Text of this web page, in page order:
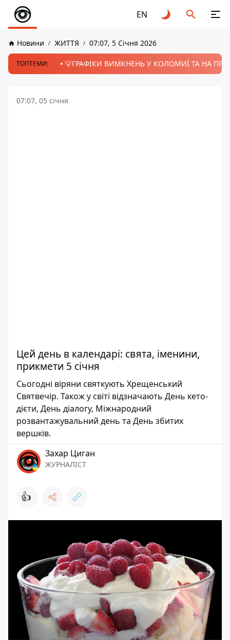
EN
Новини ЖИТТЯ 07:07, 5 Січня 2026
ТОПТЕМИ: 💡ГРАФІКИ ВИМКНЕНЬ У КОЛОМИЇ ТА НА
07:07, 05 січня
Цей день в календарі: свята, іменини,
прикмети 5 січня
Сьогодні віряни святкують Хрещенський
Святвечір. Також у світі відзначають День кето-
дієти, День діалогу, Міжнародний
розвантажувальний день та День збитих
вершків.
Захар Циган
ЖУРНАЛІСТ
👍